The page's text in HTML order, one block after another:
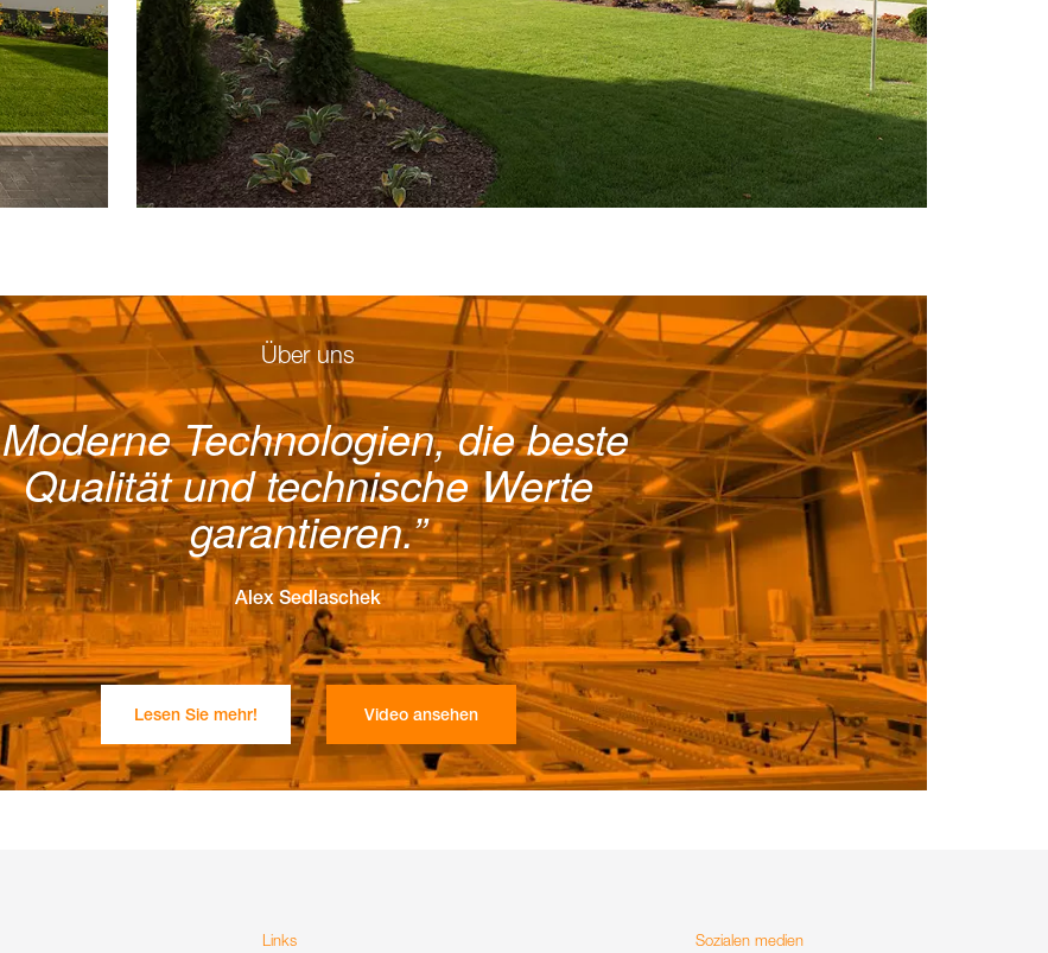
Über uns
Moderne Technologien, die beste
Qualität und technische Werte
garantieren.
Alex Sedlaschek
Lesen Sie mehr! Video ansehen
Links Sozialen medien